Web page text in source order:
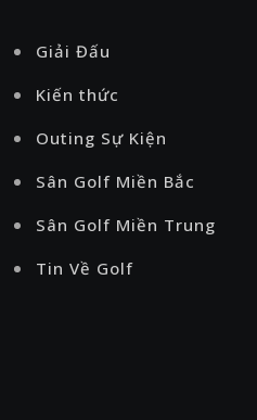
Giải Đấu
Kiến thức
Outing Sự Kiện
Sân Golf Miền Bắc
Sân Golf Miền Trung
Tin Về Golf